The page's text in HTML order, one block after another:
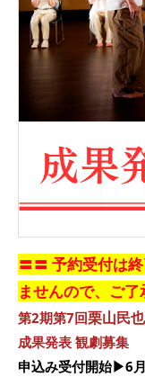
〓〓 予約受付は
ませんので、ご
第2期第7回栗山民
成果発表 観劇募集
申込み受付開始▶6